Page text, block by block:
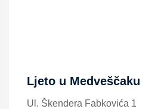
Ljeto u Medveščaku
Ul. Škendera Fabkovića 1